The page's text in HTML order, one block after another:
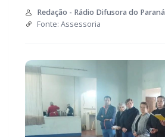
Redação - Rádio Difusora do Paraná
Fonte: Assessoria